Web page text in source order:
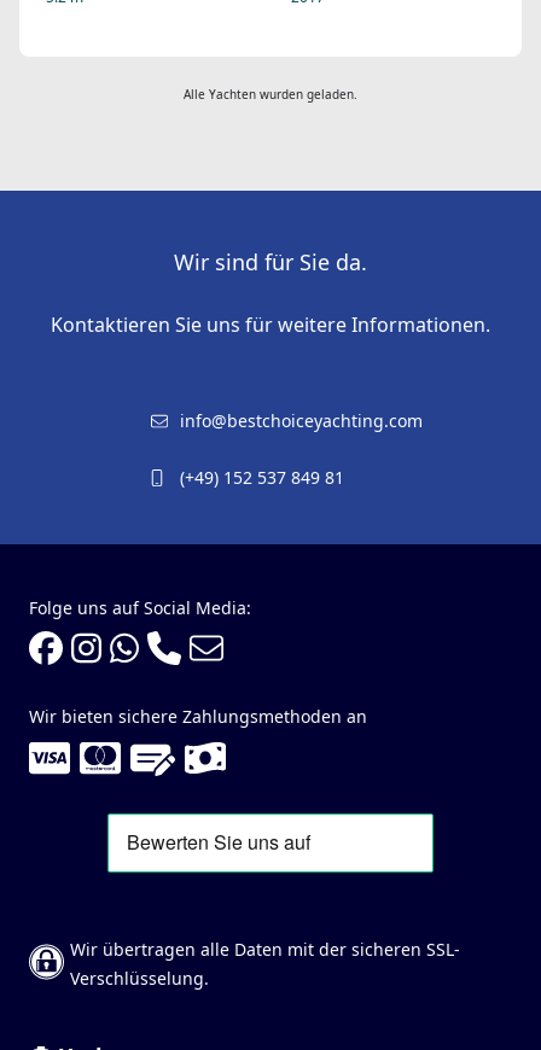
Alle Yachten wurden geladen.
Wir sind für Sie da.
Kontaktieren Sie uns für weitere Informationen.
info@bestchoiceyachting.com
(+49) 152 537 849 81
Folge uns auf Social Media:
Wir bieten sichere Zahlungsmethoden an
Wir übertragen alle Daten mit der sicheren SSL-
Verschlüsselung.